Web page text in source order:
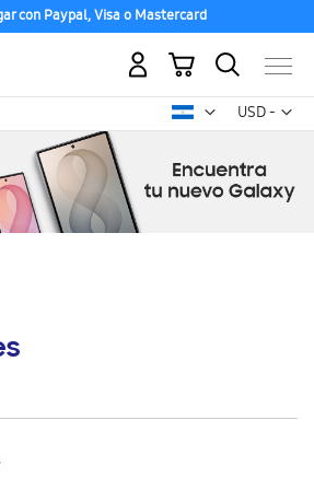
con Paypal, Visa o Mastercard
USD -
dólar
Mi carrito